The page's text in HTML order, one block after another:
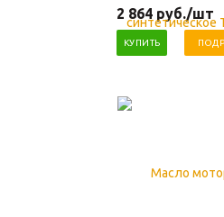
2 864 руб./шт
КУПИТЬ